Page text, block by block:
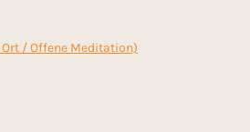
/ Offene Meditation)